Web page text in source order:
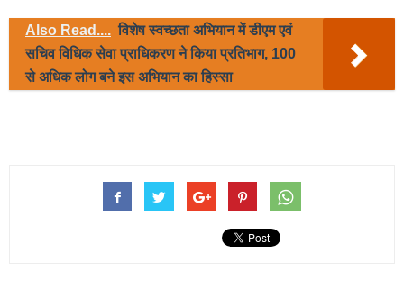
Also Read.... विशेष स्वच्छता अभियान में डीएम एवं
सचिव विधिक सेवा प्राधिकरण ने किया प्रतिभाग, 100
से अधिक लोग बने इस अभियान का हिस्सा